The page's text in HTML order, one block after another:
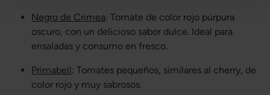
Negro de Crimea: Tomate de color rojo púrpura
oscuro, con un delicioso sabor dulce. Ideal para
ensaladas y consumo en fresco.
Primabell: Tomates pequeños, similares al cherry, de
color rojo y muy sabrosos.